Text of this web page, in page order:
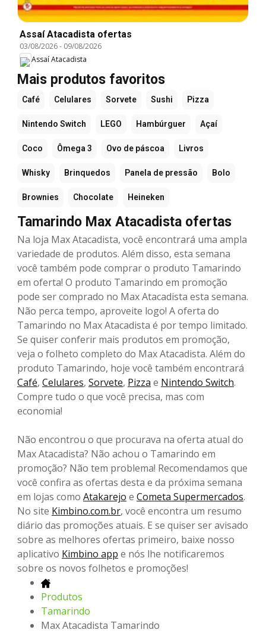
Assaí Atacadista ofertas
03/08/2026- 09/08/2026
Assaí Atacadista
Mais produtos favoritos
Café Celulares Sorvete Sushi Pizza
Nintendo Switch LEGO Hambúrguer Açaí
Coco Ômega 3 Ovo de páscoa Livros
Whisky Brinquedos Panela de pressão Bolo
Brownies Chocolate Heineken
Tamarindo Max Atacadista ofertas
Na loja Max Atacadista, você encontrará uma ampla
variedade de produtos. Além disso, esta semana
você também pode comprar o produto Tamarindo
em oferta! O produto Tamarindo em promoção
pode ser comprado no Max Atacadista esta semana.
Não perca tempo, aproveite logo! A oferta do
Tamarindo no Max Atacadista é por tempo limitado.
Se quiser conferir mais produtos em promoção,
veja o folheto completo do Max Atacadista. Além do
produto Tamarindo, hoje você também encontrará
Café, Celulares, Sorvete, Pizza e Nintendo Switch.
Compre tudo o que você precisa, mas com
economia!
Não encontrou o que procurava na oferta atual do
Max Atacadista? Não achou o Tamarindo em
promoção? Não tem problema! Recomendamos que
você confira as ofertas desta e da próxima semana
em lojas como Atakarejo e Cometa Supermercados.
No site Kimbino.com.br, você encontra um resumo
diário das promoções atuais. E se quiser ser avisado
sobre as melhores ofertas primeiro, baixe nosso
aplicativo Kimbino app e nós lhe notificaremos
sobre os novos folhetos e promoções!
Produtos
Tamarindo
Max Atacadista Tamarindo